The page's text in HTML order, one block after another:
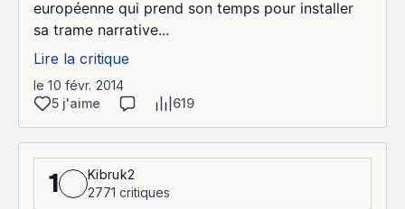
européenne qui prend son temps pour installer
sa trame narrative...
Lire la critique
le 10 févr. 2014
5 j'aime
619
1
Kibruk2
2771 critiques